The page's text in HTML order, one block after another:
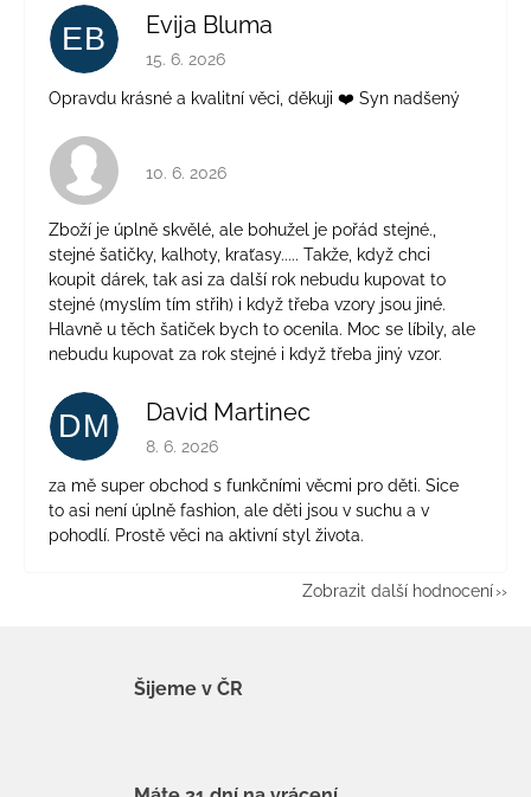
EB Evija Bluma
Hodnocení obchodu je 5 z 5 hvězdiček.
15. 6. 2026
Opravdu krásné a kvalitní věci, děkuji ❤️ Syn nadšený
Hodnocení obchodu je 4 z 5 hvězdiček.
10. 6. 2026
Zboží je úplně skvělé, ale bohužel je pořád stejné.,
stejné šatičky, kalhoty, kraťasy..... Takže, když chci
koupit dárek, tak asi za další rok nebudu kupovat to
stejné (myslím tím střih) i když třeba vzory jsou jiné.
Hlavně u těch šatiček bych to ocenila. Moc se líbily, ale
nebudu kupovat za rok stejné i když třeba jiný vzor.
DM David Martinec
Hodnocení obchodu je 5 z 5 hvězdiček.
8. 6. 2026
za mě super obchod s funkčními věcmi pro děti. Sice
to asi není úplně fashion, ale děti jsou v suchu a v
pohodlí. Prostě věci na aktivní styl života.
Zobrazit další hodnocení
Šijeme v ČR